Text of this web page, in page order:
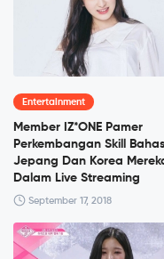
Entertainment
Member IZ*ONE Pamer
Perkembangan Skill
Jepang Dan Korea
Dalam Live Streaming
September 17, 2018